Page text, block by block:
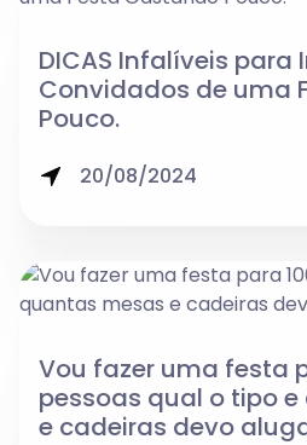
DICAS Infalíveis para
Convidados de uma
Pouco.
20/08/2024
Vou fazer uma festa
pessoas qual o tipo
e cadeiras devo